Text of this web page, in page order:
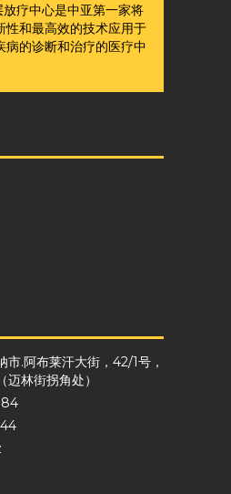
疗中心是中亚第一家将
性和最高效的技术应用于
病的诊断和治疗的医疗中
市.阿布莱汗大街，42/1号，
林街拐角处）
84